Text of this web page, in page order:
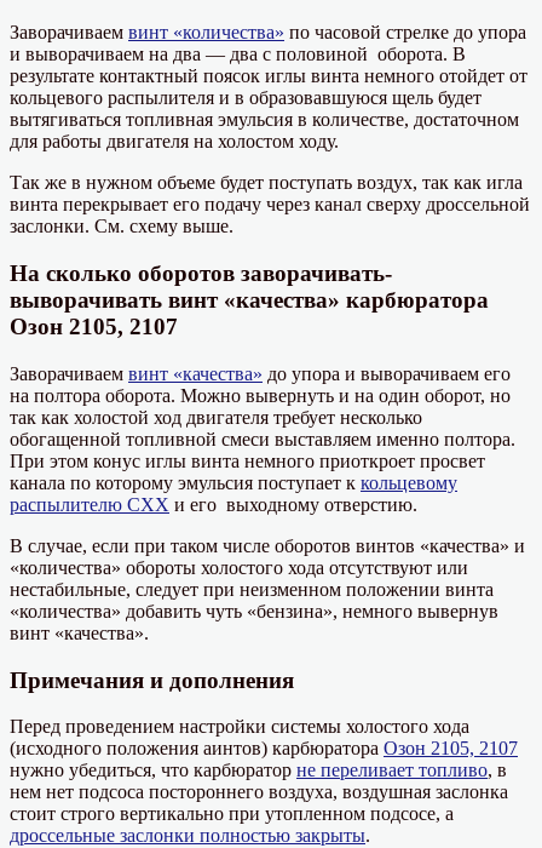
Заворачиваем винт «количества» по часовой стрелке до упора
и выворачиваем на два — два с половиной оборота. В
результате контактный поясок иглы винта немного отойдет от
кольцевого распылителя и в образовавшуюся щель будет
вытягиваться топливная эмульсия в количестве, достаточном
для работы двигателя на холостом ходу.
Так же в нужном объеме будет поступать воздух, так как игла
винта перекрывает его подачу через канал сверху дроссельной
заслонки. См. схему выше.
На сколько оборотов заворачивать-
выворачивать винт «качества» карбюратора
Озон 2105, 2107
Заворачиваем винт «качества» до упора и выворачиваем его
на полтора оборота. Можно вывернуть и на один оборот, но
так как холостой ход двигателя требует несколько
обогащенной топливной смеси выставляем именно полтора.
При этом конус иглы винта немного приоткроет просвет
канала по которому эмульсия поступает к кольцевому
распылителю СХХ и его выходному отверстию.
В случае, если при таком числе оборотов винтов «качества» и
«количества» обороты холостого хода отсутствуют или
нестабильные, следует при неизменном положении винта
«количества» добавить чуть «бензина», немного вывернув
винт «качества».
Примечания и дополнения
Перед проведением настройки системы холостого хода
(исходного положения аинтов) карбюратора Озон 2105, 2107
нужно убедиться, что карбюратор не переливает топливо, в
нем нет подсоса постороннего воздуха, воздушная заслонка
стоит строго вертикально при утопленном подсосе, а
дроссельные заслонки полностью закрыты.